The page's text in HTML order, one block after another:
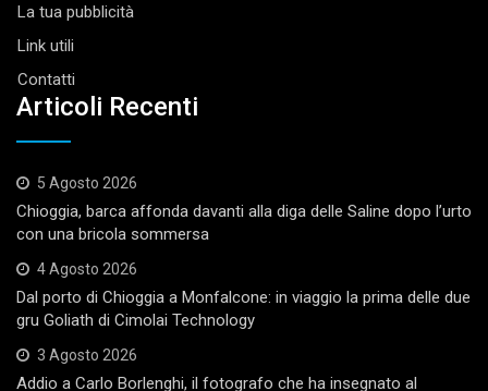
La tua pubblicità
Link utili
Contatti
Articoli Recenti
5 Agosto 2026
Chioggia, barca affonda davanti alla diga delle Saline dopo l’urto
con una bricola sommersa
4 Agosto 2026
Dal porto di Chioggia a Monfalcone: in viaggio la prima delle due
gru Goliath di Cimolai Technology
3 Agosto 2026
Addio a Carlo Borlenghi, il fotografo che ha insegnato al